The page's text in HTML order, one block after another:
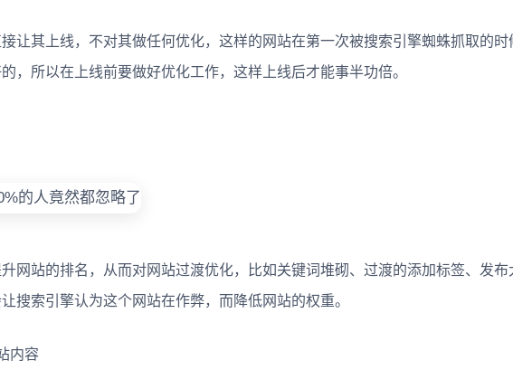
其上线，不对其做任何优化，这样的网站在第一次被搜索引擎蜘蛛抓取的时
，所以在上线前要做好优化工作，这样上线后才能事半功倍。
站的排名，从而对网站过渡优化，比如关键词堆砌、过渡的添加标签、发布
搜索引擎认为这个网站在作弊，而降低网站的权重。
内容